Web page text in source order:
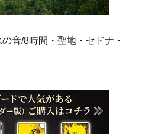
音/8時間・聖地・セドナ・